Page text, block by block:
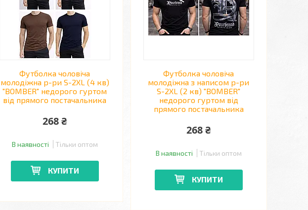
Футболка чоловіча
молодіжна р-ри S-2XL (4 кв)
"BOMBER" недорого гуртом
від прямого постачальника
268 ₴
В наявності Тільки оптом
КУПИТИ
Футболка чоловіча
молодіжна з написом р-ри
S-2XL (2 кв) "BOMBER"
недорого гуртом від
прямого постачальника
268 ₴
В наявності Тільки оптом
КУПИТИ